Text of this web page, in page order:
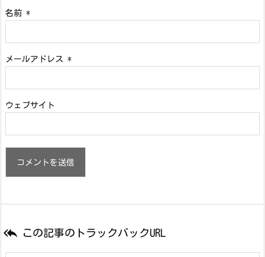
名前 *
メールアドレス *
ウェブサイト
 この記事のトラックバックURL